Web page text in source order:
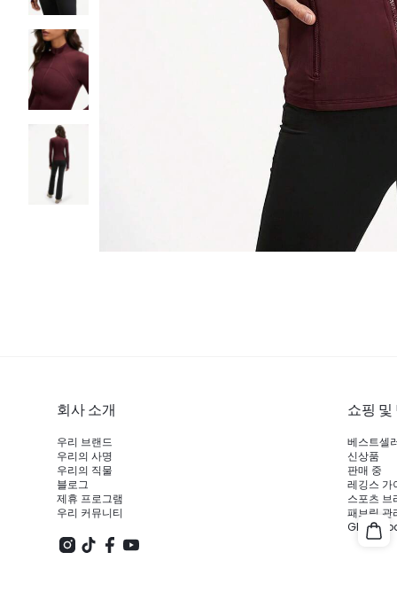
회사 소개
우리 브랜드
우리의 사명
우리의 직물
블로그
제휴 프로그램
우리 커뮤니티
쇼핑 및
베스트셀
신상품
판매 중
레깅스 가
스포츠 브
패브릭 관